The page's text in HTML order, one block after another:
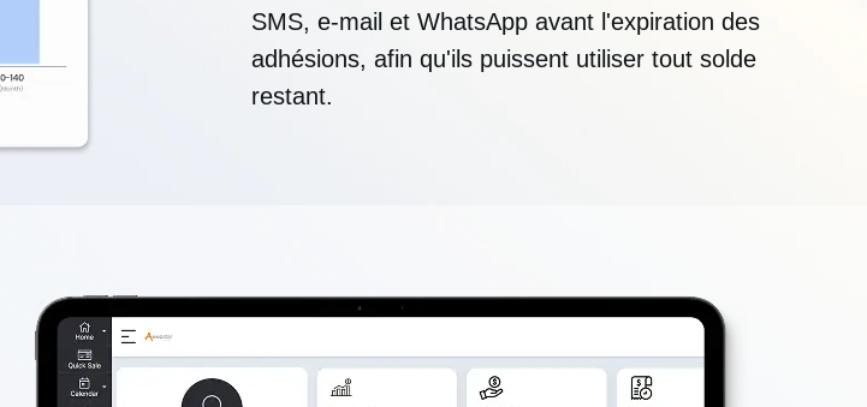
SMS, e-mail et WhatsApp avant l'expiration des
adhésions, afin qu'ils puissent utiliser tout solde
restant.